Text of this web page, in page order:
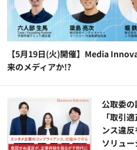
【5月19日(火)開催】Media
来のメディアか!?
公​​取委
「取引
ンス違
ソリュー